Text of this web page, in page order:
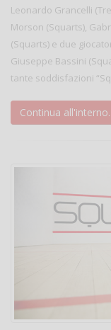
Leonardo Grancelli
Morson (Squarts),
(Squarts) e due
Giuseppe Bassini
tante soddisfazioni
Continua